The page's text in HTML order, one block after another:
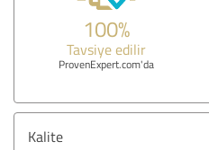
100%
Tavsiye edilir
ProvenExpert.com'da
Kalite